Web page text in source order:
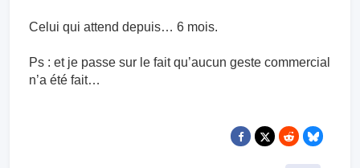
Celui qui attend depuis… 6 mois.
Ps : et je passe sur le fait qu’aucun geste commercial
n’a été fait…